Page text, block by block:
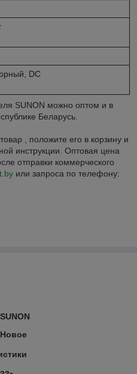
DC
SUNON можно оптом и в
Беларусь.
, положите его в корзину и
инструкции. Оптовая цена
отправки коммерческого
или запроса по телефону:
SUNON
Новое